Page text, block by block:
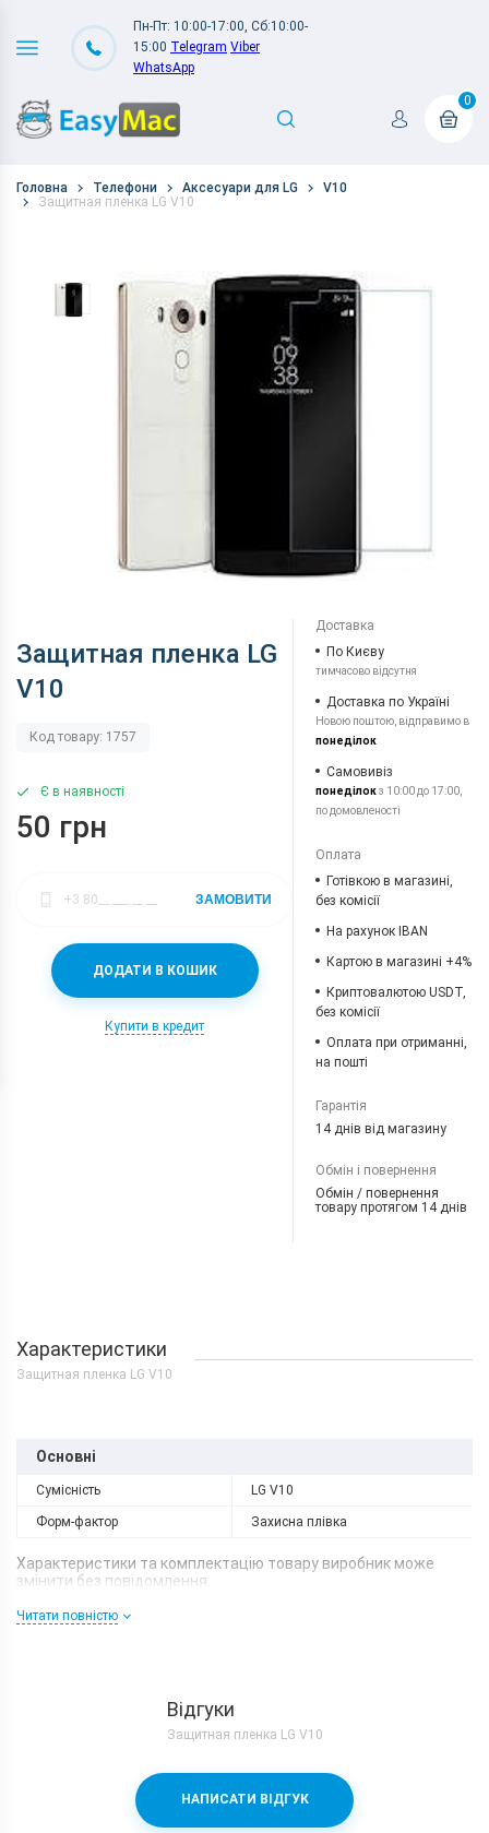
Пн-Пт: 10:00-17:00, Сб:10:00-
15:00 Telegram Viber
WhatsApp
0
Головна Телефони Аксесуари для LG
V10
Защитная пленка LG V10
Защитная пленка LG
V10
Код товару: 1757
Є в наявності
50 грн
ДОДАТИ В КОШИК
Купити в кредит
ЗАМОВИТИ
Доставка
По Києву
тимчасово відсутня
Доставка по Україні
Новою поштою, відправимо в
понеділок
Самовивіз
понеділокз 10:00 до 17:00,
по домовленості
Оплата
Готівкою в магазині,
без комісії
На рахунок IBAN
Картою в магазині +4%
Криптовалютою USDT,
без комісії
Оплата при отриманні,
на пошті
Гарантія
14 днів від магазину
Обмін і повернення
Обмін / повернення
товару протягом 14 днів
Характеристики
Защитная пленка LG V10
Основні
Сумісність LG V10
Форм-фактор Захисна плівка
Характеристики та комплектацію товару виробник може
змінити без повідомлення.
Читати повністю
Відгуки
Защитная пленка LG V10
НАПИСАТИ ВІДГУК